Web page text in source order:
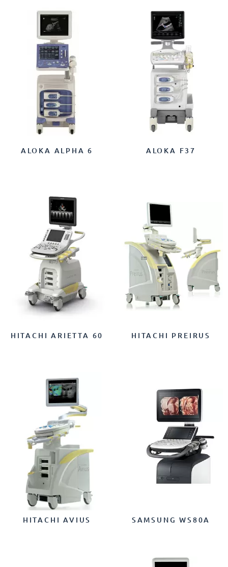
ALOKA ALPHA 6 ALOKA F37
HITACHI ARIETTA 60 HITACHI PREIRUS
HITACHI AVIUS SAMSUNG WS80A